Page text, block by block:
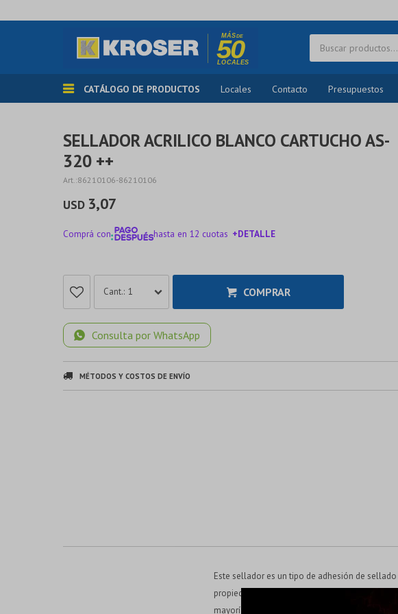
CATÁLOGO DE PRODUCTOS Locales Contacto Presupuestos
SELLADOR ACRILICO BLANCO CARTUCHO AS-
320 ++
86210106-86210106
USD 3,07
Comprá con hasta en 12 cuotas +DETALLE
1 COMPRAR
Consulta por WhatsApp
MÉTODOS Y COSTOS DE ENVÍO
Este sellador es un tipo de adhesión de
propiedades de adhesión a la tracción. El
mayoría de las superficies. Su flexibilidad